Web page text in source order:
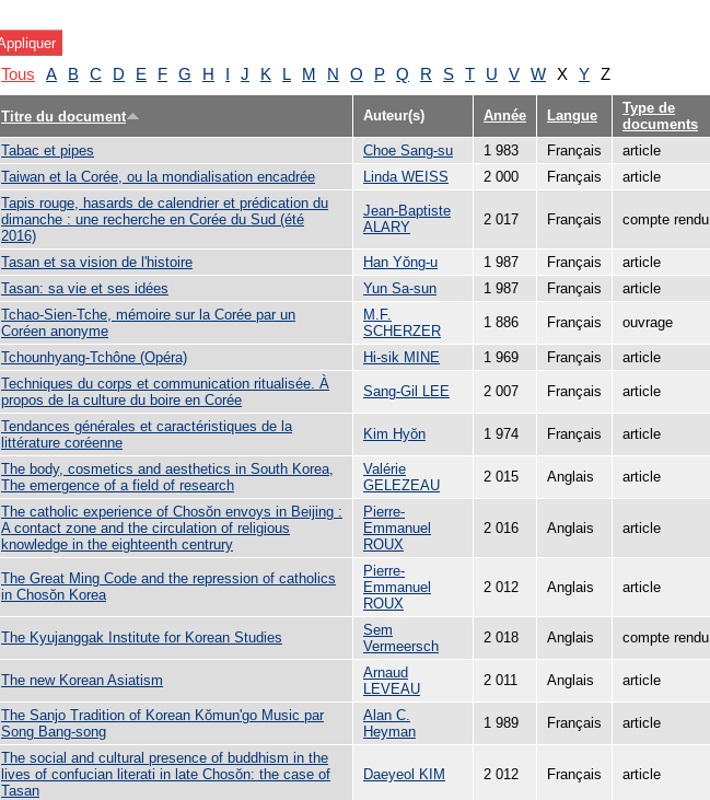
Tous A B C D E F G H I J K L M N O P Q R S T U V W X Y Z
Titre du document Auteur(s) Année Langue
Type de
documents
Tabac et pipes Choe Sang-su 1 983 Français
article
Taiwan et la Corée, ou la mondialisation encadrée
Linda WEISS 2 000 Français
article
Tapis rouge, hasards de calendrier et prédication du
dimanche : une recherche en Corée du Sud (été
2016)
Jean-Baptiste
ALARY
2 017 Français compte rendu
Tasan et sa vision de l'histoire Han Yŏng-u 1 987 Français
article
Tasan: sa vie et ses idées
Yun Sa-sun 1 987 Français
article
Tchao-Sien-Tche, mémoire sur la Corée par un
Coréen anonyme
M.F.
SCHERZER
1 886 Français ouvrage
Tchounhyang-Tchône (Opéra) Hi-sik MINE 1 969 Français
article
Techniques du corps et communication ritualisée. À
propos de la culture du boire en Corée
Sang-Gil LEE 2 007 Français article
Tendances générales et caractéristiques de la
littérature coréenne
Kim Hyŏn 1 974 Français article
The body, cosmetics and aesthetics in South Korea,
The emergence of a field of research
Valérie
GELEZEAU
2 015 Anglais article
The catholic experience of Chosŏn envoys in Beijing :
A contact zone and the circulation of religious
knowledge in the eighteenth centrury
Pierre-
Emmanuel
ROUX
2 016 Anglais article
The Great Ming Code and the repression of catholics
in Chosŏn Korea
Pierre-
Emmanuel
ROUX
2 012 Anglais article
The Kyujanggak Institute for Korean Studies
Sem
Vermeersch
2 018 Anglais compte rendu
The new Korean Asiatism
Arnaud
LEVEAU
2 011 Anglais article
The Sanjo Tradition of Korean Kŏmun'go Music par
Song Bang-song
Alan C.
Heyman
1 989 Français article
The social and cultural presence of buddhism in the
lives of confucian literati in late Chosŏn: the case of
Tasan
Daeyeol KIM 2 012 Français article